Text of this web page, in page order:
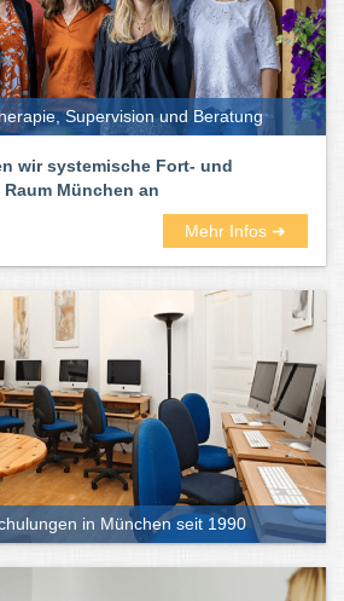
Supervision und Beratung
wir systemische Fort- und
München an
Mehr Infos ➜
in München seit 1990